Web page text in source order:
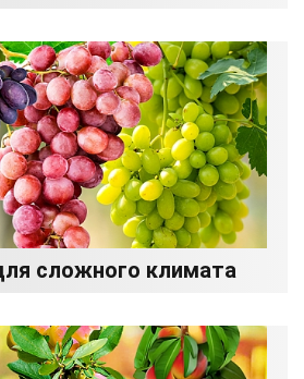
сложного климата